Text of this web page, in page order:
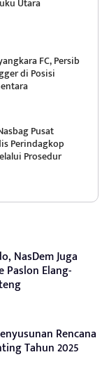
FC, Persib
di Posisi
Pusat
Perindagkop
Prosedur
NasDem Juga
Paslon Elang-
Rencana
Tahun 2025